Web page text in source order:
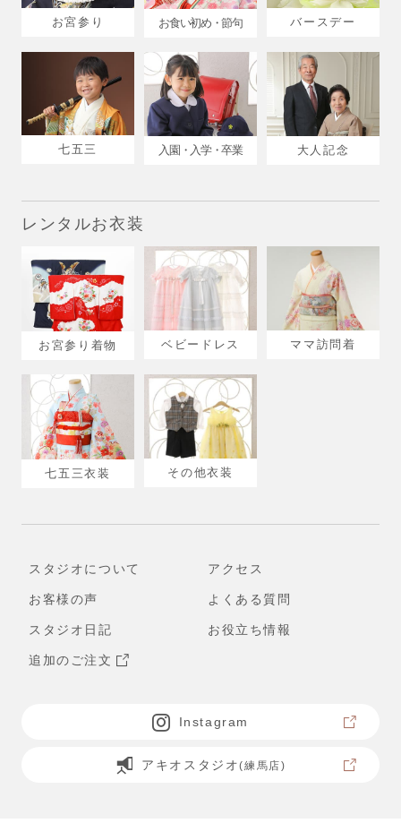
お宮参り お食い初め・節句 バースデー
七五三 入園・入学・卒業 大人記念
レンタルお衣装
お宮参り着物 ベビードレス ママ訪問着
七五三衣装 その他衣装
スタジオについて アクセス
お客様の声 よくある質問
スタジオ日記 お役立ち情報
追加のご注文
Instagram
アキオスタジオ(練馬店)